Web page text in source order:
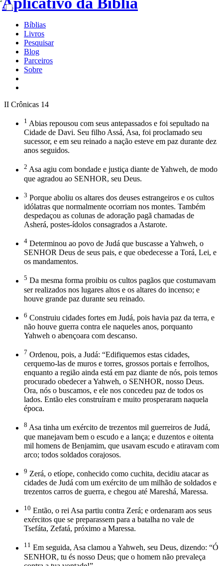
Bíblias
Livros
Pesquisar
Blog
Parceiros
Sobre
II Crônicas 14
1 Abias repousou com seus antepassados e foi sepultado na
Cidade de Davi. Seu filho Assá, Asa, foi proclamado seu
sucessor, e em seu reinado a nação esteve em paz durante dez
anos seguidos.
2 Asa agiu com bondade e justiça diante de Yahweh, de modo
que agradou ao SENHOR, seu Deus.
3 Porque aboliu os altares dos deuses estrangeiros e os cultos
idólatras que normalmente ocorriam nos montes. Também
despedaçou as colunas de adoração pagã chamadas de
Asherá, postes-ídolos consagrados a Astarote.
4 Determinou ao povo de Judá que buscasse a Yahweh, o
SENHOR Deus de seus pais, e que obedecesse a Torá, Lei, e
os mandamentos.
5 Da mesma forma proibiu os cultos pagãos que costumavam
ser realizados nos lugares altos e os altares do incenso; e
houve grande paz durante seu reinado.
6 Construiu cidades fortes em Judá, pois havia paz da terra, e
não houve guerra contra ele naqueles anos, porquanto
Yahweh o abençoara com descanso.
7 Ordenou, pois, a Judá: “Edifiquemos estas cidades,
cerquemo-las de muros e torres, grossos portais e ferrolhos,
enquanto a região ainda está em paz diante de nós, pois temos
procurado obedecer a Yahweh, o SENHOR, nosso Deus.
Ora, nós o buscamos, e ele nos concedeu paz de todos os
lados. Então eles construíram e muito prosperaram naquela
época.
8 Asa tinha um exército de trezentos mil guerreiros de Judá,
que manejavam bem o escudo e a lança; e duzentos e oitenta
mil homens de Benjamim, que usavam escudo e atiravam com
arco; todos soldados corajosos.
9 Zerá, o etíope, conhecido como cuchita, decidiu atacar as
cidades de Judá com um exército de um milhão de soldados e
trezentos carros de guerra, e chegou até Mareshá, Maressa.
10 Então, o rei Asa partiu contra Zerá; e ordenaram aos seus
exércitos que se preparassem para a batalha no vale de
Tsefáta, Zefatá, próximo a Maressa.
11 Em seguida, Asa clamou a Yahweh, seu Deus, dizendo: “Ó
SENHOR, tu és nosso Deus; que o homem não prevaleça